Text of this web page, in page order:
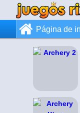
Página de